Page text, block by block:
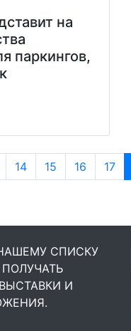
на
паркингов,
14 15 16 17
СПИСКУ
И